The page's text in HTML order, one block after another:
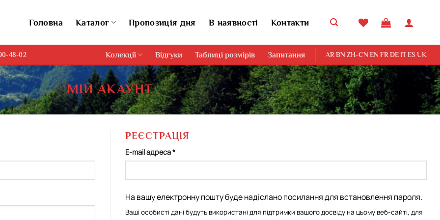
Головна Каталог Пропозиція дня В наявності Контакти
48-02 Колекції Відгуки Таблиці розмірів Запитання AR BN ZH-CN EN FR DE IT ES UK
МІЙ АКАУНТ
РЕЄСТРАЦІЯ
E-mail адреса*Обов’язкове
На вашу електронну пошту буде надіслано посилання для встановлення пароля.
Ваші особисті дані будуть використані для підтримки вашого досвіду на цьому веб-сайті, для